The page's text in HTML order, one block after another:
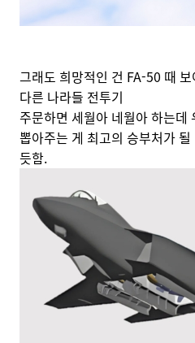
그래도 희망적인 건 FA-50 때
다른 나라들 전투기
주문하면 세월아 네월아 하는데
뽑아주는 게 최고의 승부처가 될
듯함.